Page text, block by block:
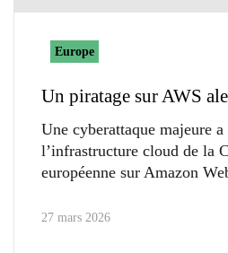
Europe
Un piratage sur AWS
Une cyberattaque majeure
l’infrastructure cloud de la
européenne sur Amazon
27 mars 2026